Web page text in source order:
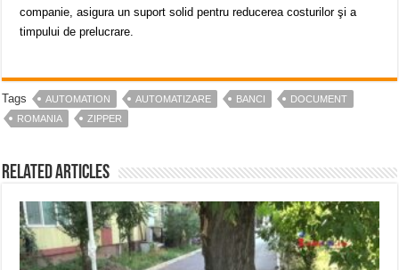
companie, asigura un suport solid pentru reducerea costurilor şi a
timpului de prelucrare.
Tags AUTOMATION AUTOMATIZARE BANCI
DOCUMENT
ROMANIA
ZIPPER
Related Articles